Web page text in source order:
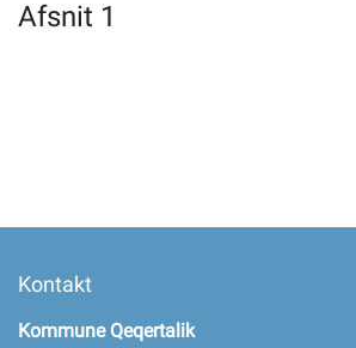
Afsnit 1
Kontakt
Kommune Qeqertalik